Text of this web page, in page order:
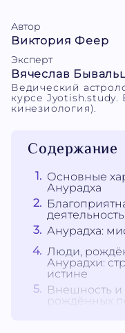
Автор
Виктория Феер
Эксперт
Вячеслав
Ведический
курсе
кинезиология).
Содержание
Основные
Анурадха
Анурадха:
Люди,
Анурадхи:
истине
Внешность и
рождённых